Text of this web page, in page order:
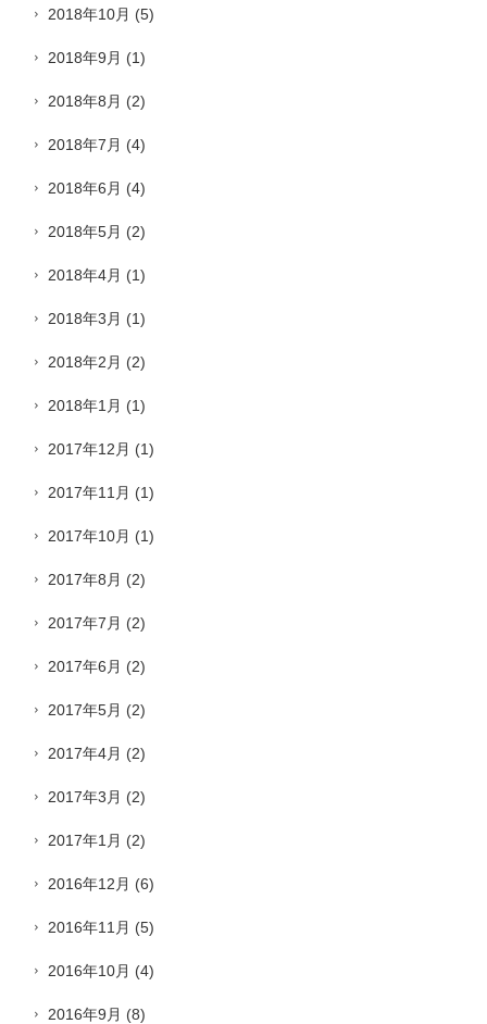
2018年10月 (5)
2018年9月 (1)
2018年8月 (2)
2018年7月 (4)
2018年6月 (4)
2018年5月 (2)
2018年4月 (1)
2018年3月 (1)
2018年2月 (2)
2018年1月 (1)
2017年12月 (1)
2017年11月 (1)
2017年10月 (1)
2017年8月 (2)
2017年7月 (2)
2017年6月 (2)
2017年5月 (2)
2017年4月 (2)
2017年3月 (2)
2017年1月 (2)
2016年12月 (6)
2016年11月 (5)
2016年10月 (4)
2016年9月 (8)